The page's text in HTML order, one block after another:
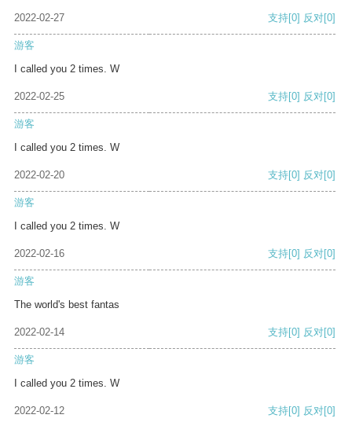
2022-02-27 支持[0] 反对[0]
游客
I called you 2 times. W
2022-02-25 支持[0] 反对[0]
游客
I called you 2 times. W
2022-02-20 支持[0] 反对[0]
游客
I called you 2 times. W
2022-02-16 支持[0] 反对[0]
游客
The world's best fantas
2022-02-14 支持[0] 反对[0]
游客
I called you 2 times. W
2022-02-12 支持[0] 反对[0]